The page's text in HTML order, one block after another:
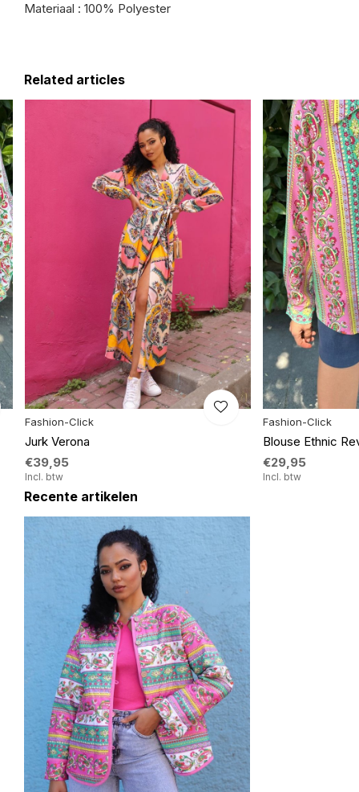
Materiaal : 100% Polyester
Related articles
Fashion-Click
Jurk Verona
€39,95
Incl. btw
Fashion-Click
Blouse Ethnic
€29,95
Incl. btw
Recente artikelen